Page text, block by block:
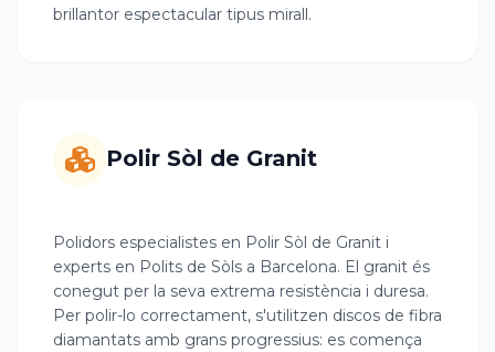
brillantor espectacular tipus mirall.
Polir Sòl de Granit
Polidors especialistes en Polir Sòl de Granit i
experts en Polits de Sòls a Barcelona. El granit és
conegut per la seva extrema resistència i duresa.
Per polir-lo correctament, s'utilitzen discos de fibra
diamantats amb grans progressius: es comença